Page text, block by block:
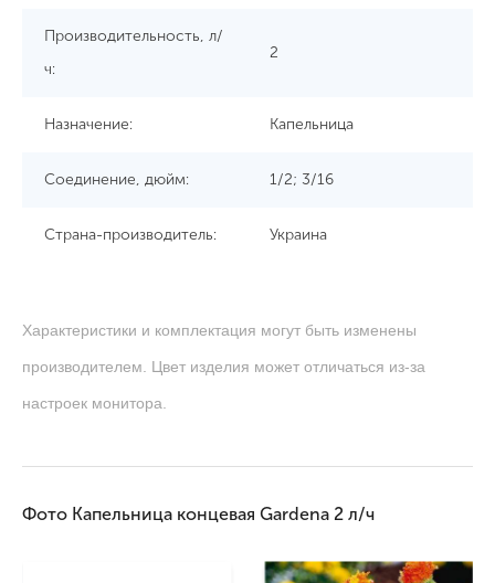
Производительность, л/
ч:
2
Назначение: Капельница
Соединение, дюйм: 1/2; 3/16
Страна-производитель: Украина
Характеристики и комплектация могут быть изменены
производителем. Цвет изделия может отличаться из-за
настроек монитора.
Фото Капельница концевая Gardena 2 л/ч